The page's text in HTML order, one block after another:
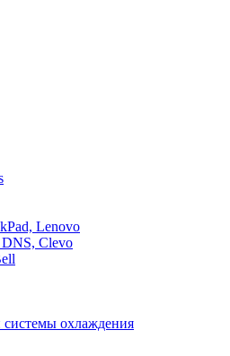
Lenovo
Clevo
охлаждения